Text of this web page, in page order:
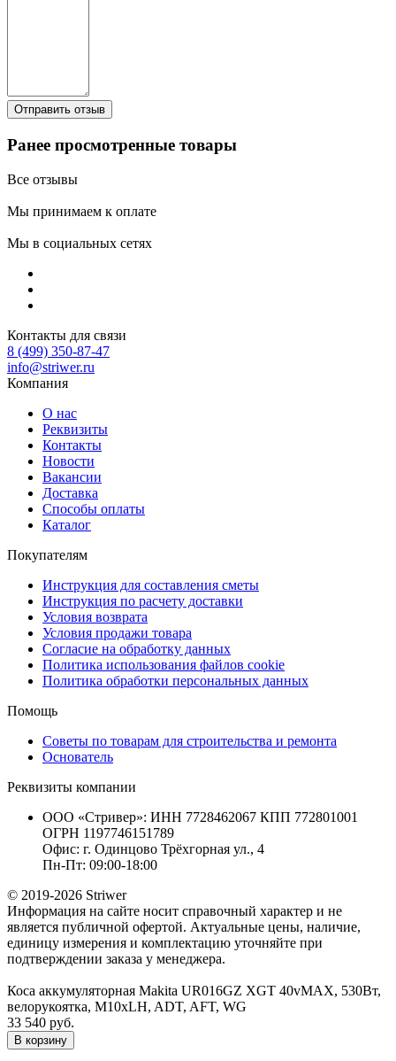
Ранее просмотренные товары
Все отзывы
Мы принимаем к оплате
Мы в социальных сетях
Контакты для связи
8 (499) 350-87-47
info@striwer.ru
Компания
О нас
Реквизиты
Контакты
Новости
Вакансии
Доставка
Способы оплаты
Каталог
Покупателям
Инструкция для составления сметы
Инструкция по расчету доставки
Условия возврата
Условия продажи товара
Согласие на обработку данных
Политика использования файлов cookie
Политика обработки персональных данных
Помощь
Советы по товарам для строительства и ремонта
Основатель
Реквизиты компании
ООО «Стривер»: ИНН 7728462067 КПП 772801001
ОГРН 1197746151789
Офис: г. Одинцово Трёхгорная ул., 4
Пн-Пт: 09:00-18:00
© 2019-2026 Striwer
Информация на сайте носит справочный характер и не
является публичной офертой. Актуальные цены, наличие,
единицу измерения и комплектацию уточняйте при
подтверждении заказа у менеджера.
Коса аккумуляторная Makita UR016GZ XGT 40vMAX, 530Вт,
велорукоятка, М10xLH, ADT, AFT, WG
33 540 руб.
В корзину